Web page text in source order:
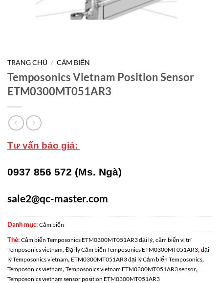
TRANG CHỦ / CẢM BIẾN
Temposonics Vietnam Position Sensor
ETM0300MT051AR3
Tư vấn báo giá:
0937 856 572 (Ms. Ngà)
sale2@qc-master.com
Danh mục: Cảm biến
Thẻ: Cảm biến Temposonics ETM0300MT051AR3 đại lý, cảm biến vị trí
Temposonics vietnam, Đại lý Cảm biến Temposonics ETM0300MT051AR3, đại
lý Temposonics vietnam, ETM0300MT051AR3 đại lý Cảm biến Temposonics,
Temposonics vietnam, Temposonics vietnam ETM0300MT051AR3 sensor,
Temposonics vietnam sensor position ETM0300MT051AR3